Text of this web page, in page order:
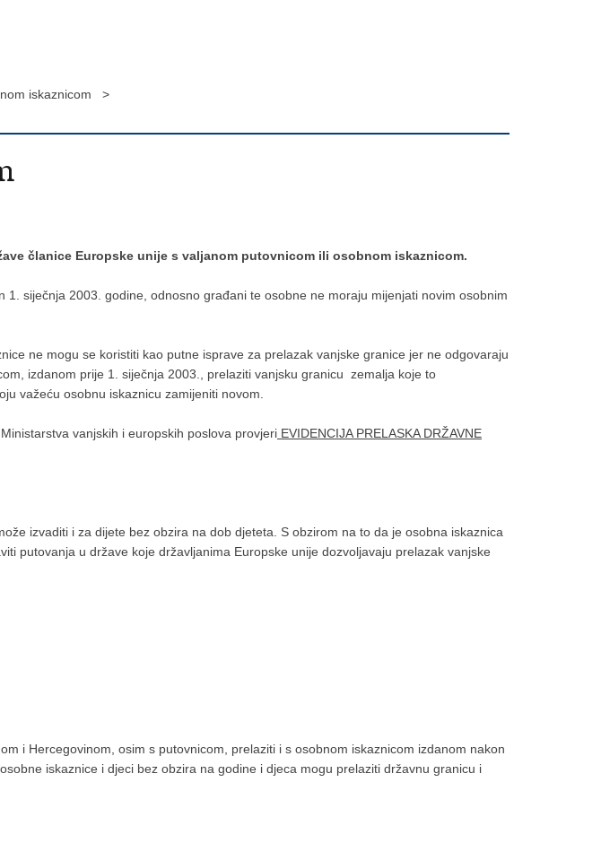
iskaznicom >
članice Europske unije s valjanom putovnicom ili osobnom iskaznicom.
siječnja 2003. godine, odnosno građani te osobne ne moraju mijenjati novim osobnim
ne mogu se koristiti kao putne isprave za prelazak vanjske granice jer ne odgovaraju
izdanom prije 1. siječnja 2003., prelaziti vanjsku granicu zemalja koje to
važeću osobnu iskaznicu zamijeniti novom.
vanjskih i europskih poslova provjeri EVIDENCIJA PRELASKA DRŽAVNE
izvaditi i za dijete bez obzira na dob djeteta. S obzirom na to da je osobna iskaznica
putovanja u države koje državljanima Europske unije dozvoljavaju prelazak vanjske
i Hercegovinom, osim s putovnicom, prelaziti i s osobnom iskaznicom izdanom nakon
iskaznice i djeci bez obzira na godine i djeca mogu prelaziti državnu granicu i